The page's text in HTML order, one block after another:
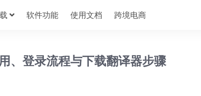
软件功能 使用文档 跨境电商
、登录流程与下载翻译器步骤